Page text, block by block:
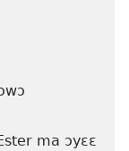
ma ɔyɛɛ